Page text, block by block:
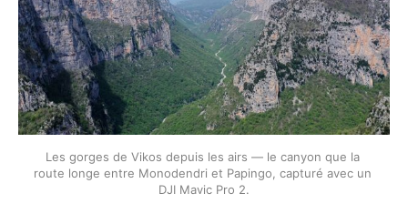
Les gorges de Vikos depuis les airs — le canyon que la
route longe entre Monodendri et Papingo, capturé avec un
DJI Mavic Pro 2.